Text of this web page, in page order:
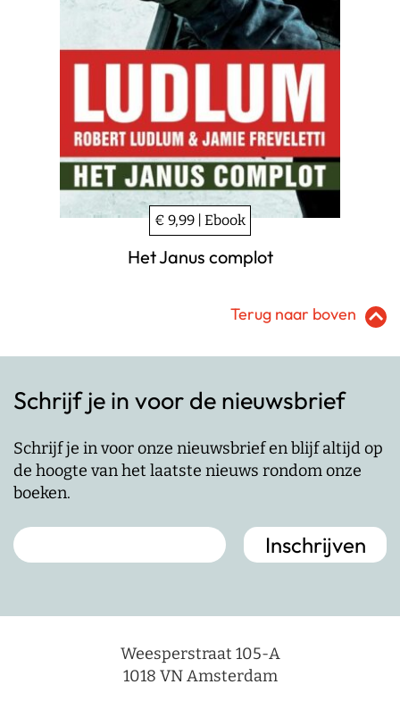
€ 9,99 | Ebook
Het Janus complot
Terug naar boven
Schrijf je in voor de nieuwsbrief
Schrijf je in voor onze nieuwsbrief en blijf altijd op
de hoogte van het laatste nieuws rondom onze
boeken.
Weesperstraat 105-A
1018 VN Amsterdam